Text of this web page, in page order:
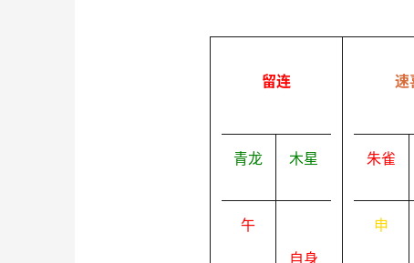
留连
青龙 木星
午
自身
速
朱雀
申